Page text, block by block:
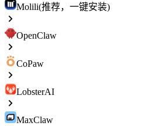
Molili(推荐，一键安装)
OpenClaw
CoPaw
LobsterAI
MaxClaw